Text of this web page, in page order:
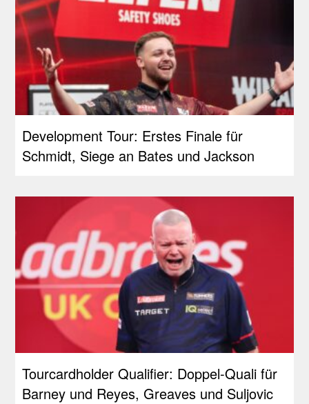
Development Tour: Erstes Finale für
Schmidt, Siege an Bates und Jackson
Tourcardholder Qualifier: Doppel-Quali für
Barney und Reyes, Greaves und Suljovic